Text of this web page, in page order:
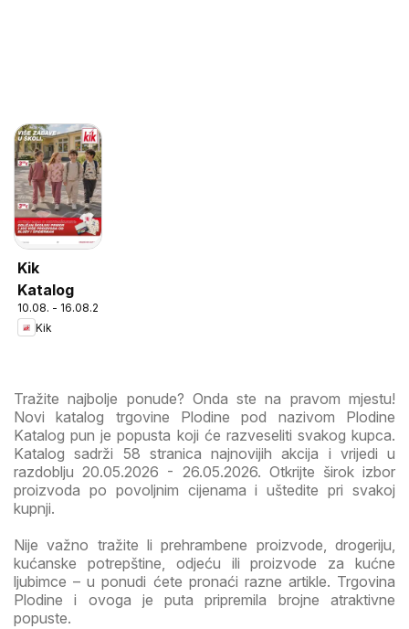
Kik
Katalog
10.08. - 16.08.2026
Kik
Tražite najbolje ponude? Onda ste na pravom mjestu!
Novi katalog trgovine Plodine pod nazivom Plodine
Katalog pun je popusta koji će razveseliti svakog kupca.
Katalog sadrži 58 stranica najnovijih akcija i vrijedi u
razdoblju 20.05.2026 - 26.05.2026. Otkrijte širok izbor
proizvoda po povoljnim cijenama i uštedite pri svakoj
kupnji.
Nije važno tražite li prehrambene proizvode, drogeriju,
kućanske potrepštine, odjeću ili proizvode za kućne
ljubimce – u ponudi ćete pronaći razne artikle. Trgovina
Plodine i ovoga je puta pripremila brojne atraktivne
popuste.